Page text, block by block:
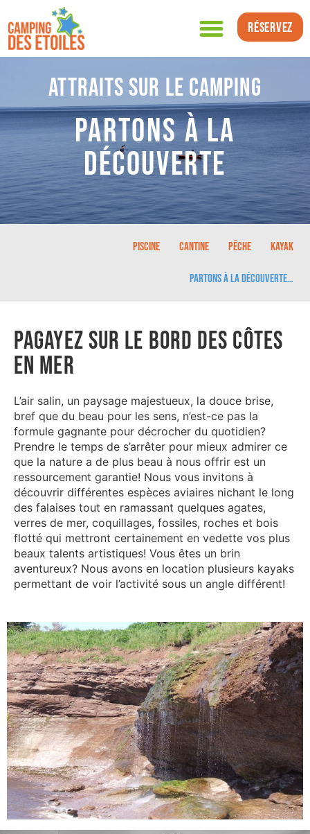
Réservez
Attraits sur le camping
Partons à la
découverte
Piscine Cantine Pêche Kayak
Partons à la découverte…
Pagayez sur le bord des côtes
en mer
L’air salin, un paysage majestueux, la douce brise,
bref que du beau pour les sens, n’est-ce pas la
formule gagnante pour décrocher du quotidien?
Prendre le temps de s’arrêter pour mieux admirer ce
que la nature a de plus beau à nous offrir est un
ressourcement garantie! Nous vous invitons à
découvrir différentes espèces aviaires nichant le long
des falaises tout en ramassant quelques agates,
verres de mer, coquillages, fossiles, roches et bois
flotté qui mettront certainement en vedette vos plus
beaux talents artistiques! Vous êtes un brin
aventureux? Nous avons en location plusieurs kayaks
permettant de voir l’activité sous un angle différent!